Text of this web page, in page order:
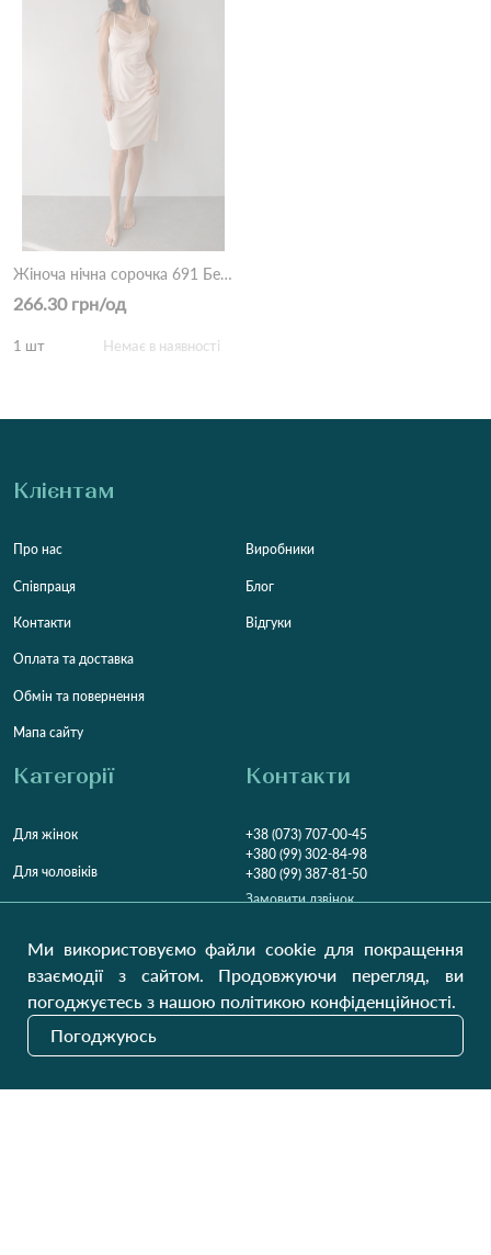
Жіноча нічна сорочка 691 Бежевий
266.30 грн/од
1 шт Немає в наявності
Клієнтам
Про нас
Співпраця
Контакти
Оплата та доставка
Обмін та повернення
Мапа сайту
Виробники
Блог
Відгуки
Категорії
Для жінок
Для чоловіків
Для дітей
Домашній текстиль
Контакти
+38 (073) 707-00-45
+380 (99) 302-84-98
+380 (99) 387-81-50
Замовити дзвінок
НД
Вихідний
Україна, Луцьк, 43000
Відкрити на карті
Наші оновлення
Ми використовуємо файли cookie для покращення
взаємодії з сайтом. Продовжуючи перегляд, ви
погоджуєтесь з нашою політикою конфіденційності.
Погоджуюсь